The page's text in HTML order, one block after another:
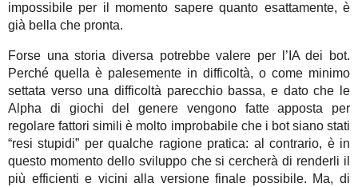
impossibile per il momento sapere quanto esattamente, è
già bella che pronta.
Forse una storia diversa potrebbe valere per l’IA dei bot.
Perché quella è palesemente in difficoltà, o come minimo
settata verso una difficoltà parecchio bassa, e dato che le
Alpha di giochi del genere vengono fatte apposta per
regolare fattori simili è molto improbabile che i bot siano stati
“resi stupidi” per qualche ragione pratica: al contrario, è in
questo momento dello sviluppo che si cercherà di renderli il
più efficienti e vicini alla versione finale possibile. Ma, di